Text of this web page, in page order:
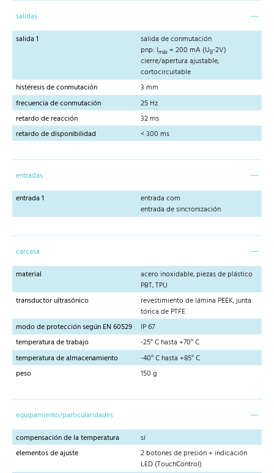
salidas
salida 1
salida de conmutación
pnp: Imáx = 200 mA (UB-2V)
cierre/apertura ajustable,
cortocircuitable
histéresis de conmutación
3 mm
frecuencia de conmutación
25 Hz
retardo de reacción
32 ms
retardo de disponibilidad
< 300 ms
entradas
entrada 1
entrada com
entrada de sincronización
carcasa
material
acero inoxidable, piezas de plástico
PBT, TPU
transductor ultrasónico
revestimiento de lámina PEEK, junta
tórica de PTFE
modo de protección según EN 60529
IP 67
temperatura de trabajo
-25° C hasta +70° C
temperatura de almacenamiento
-40° C hasta +85° C
peso
150 g
equipamiento/particularidades
compensación de la temperatura
sí
elementos de ajuste
2 botones de presión + indicación
LED (TouchControl)